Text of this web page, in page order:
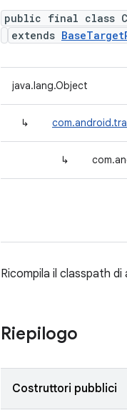
public final class
extends
java.lang.Object
↳
↳
Ricompila il classpath
Riepilogo
Costruttori pubblici